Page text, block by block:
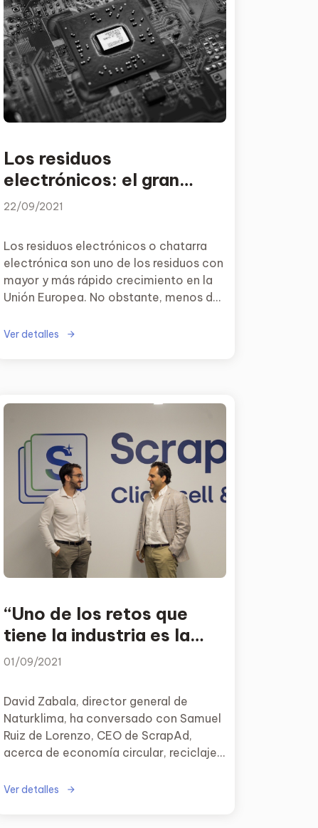
Los residuos
electrónicos: el gran
desafío del reciclaje
22/09/2021
Los residuos electrónicos o chatarra
electrónica son uno de los residuos con
mayor y más rápido crecimiento en la
Unión Europea. No obstante, menos del
en día, lo que ofrece una gran
Ver detalles
“Uno de los retos que
tiene la industria es la
digitalización para la
01/09/2021
David Zabala, director general de
Naturklima, ha conversado con Samuel
Ruiz de Lorenzo, CEO de ScrapAd,
acerca de economía circular, reciclaje
visita a ScrapAd.
Ver detalles